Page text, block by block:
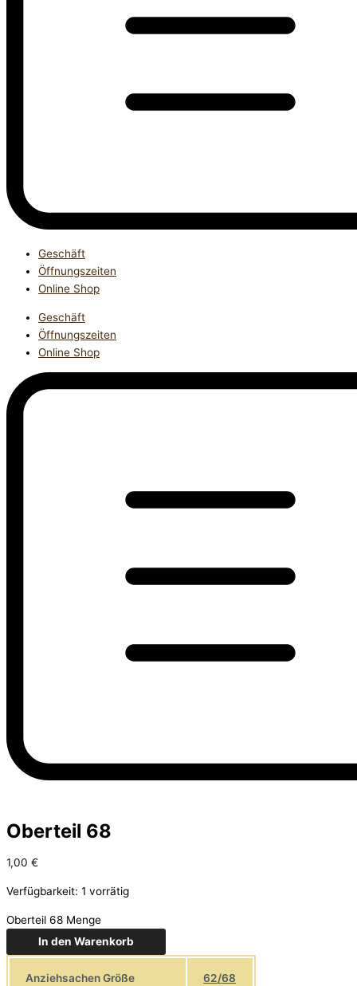
Geschäft
Öffnungszeiten
Online Shop
Geschäft
Öffnungszeiten
Online Shop
Oberteil 68
1,00 €
Verfügbarkeit: 1 vorrätig
Oberteil 68 Menge
In den Warenkorb
Anziehsachen Größe 62/68